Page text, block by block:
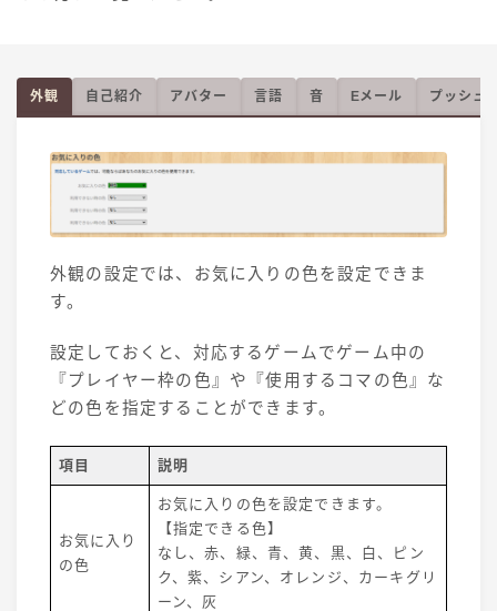
外観 自己紹介 アバター 言語 音 Eメール プッシュ
外観の設定では、お気に入りの色を設定できま
す。
設定しておくと、対応するゲームでゲーム中の
『プレイヤー枠の色』や『使用するコマの色』な
どの色を指定することができます。
項目 説明
お気に入り
の色
お気に入りの色を設定できます。
【指定できる色】
なし、赤、緑、青、黄、黒、白、ピン
ク、紫、シアン、オレンジ、カーキグリ
ーン、灰